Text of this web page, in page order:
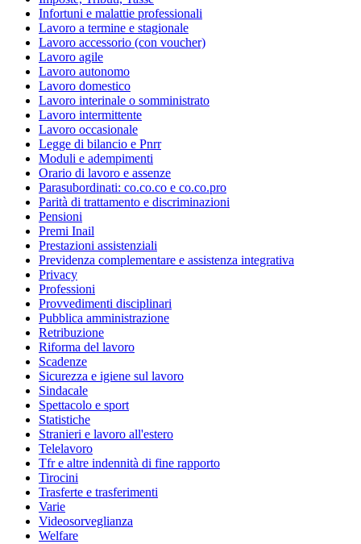
Infortuni e malattie professionali
Lavoro a termine e stagionale
Lavoro accessorio (con voucher)
Lavoro agile
Lavoro autonomo
Lavoro domestico
Lavoro interinale o somministrato
Lavoro intermittente
Lavoro occasionale
Legge di bilancio e Pnrr
Moduli e adempimenti
Orario di lavoro e assenze
Parasubordinati: co.co.co e co.co.pro
Parità di trattamento e discriminazioni
Pensioni
Premi Inail
Prestazioni assistenziali
Previdenza complementare e assistenza integrativa
Privacy
Professioni
Provvedimenti disciplinari
Pubblica amministrazione
Retribuzione
Riforma del lavoro
Scadenze
Sicurezza e igiene sul lavoro
Sindacale
Spettacolo e sport
Statistiche
Stranieri e lavoro all'estero
Telelavoro
Tfr e altre indennità di fine rapporto
Tirocini
Trasferte e trasferimenti
Varie
Videosorveglianza
Welfare